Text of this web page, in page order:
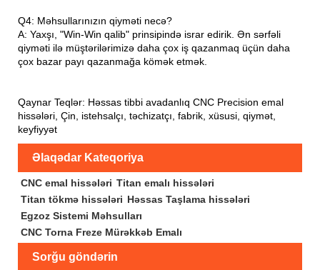
Q4: Məhsullarınızın qiyməti necə?
A: Yaxşı, "Win-Win qalib" prinsipində israr edirik. Ən sərfəli
qiyməti ilə müştərilərimizə daha çox iş qazanmaq üçün daha
çox bazar payı qazanmağa kömək etmək.
Qaynar Teqlər: Həssas tibbi avadanlıq CNC Precision emal
hissələri, Çin, istehsalçı, təchizatçı, fabrik, xüsusi, qiymət,
keyfiyyət
Əlaqədar Kateqoriya
CNC emal hissələri Titan emalı hissələri
Titan tökmə hissələri Həssas Taşlama hissələri
Egzoz Sistemi Məhsulları
CNC Torna Freze Mürəkkəb Emalı
Sorğu göndərin